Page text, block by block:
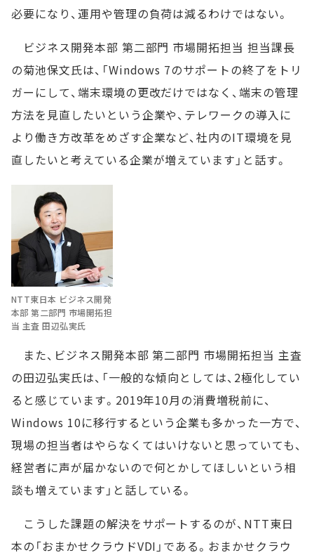
必要になり、運用や管理の負荷は減るわけではない。
ビジネス開発本部 第二部門 市場開拓担当 担当課長
の菊池保文氏は、「Windows 7のサポートの終了をトリ
ガーにして、端末環境の更改だけではなく、端末の管理
方法を見直したいという企業や、テレワークの導入に
より働き方改革をめざす企業など、社内のIT環境を見
直したいと考えている企業が増えています」と話す。
NTT東日本 ビジネス開発
本部 第二部門 市場開拓担
当 主査 田辺弘実氏
また、ビジネス開発本部 第二部門 市場開拓担当 主査
の田辺弘実氏は、「一般的な傾向としては、2極化してい
ると感じています。2019年10月の消費増税前に、
Windows 10に移行するという企業も多かった一方で、
現場の担当者はやらなくてはいけないと思っていても、
経営者に声が届かないので何とかしてほしいという相
談も増えています」と話している。
こうした課題の解決をサポートするのが、NTT東日
本の「おまかせクラウドVDI」である。おまかせクラウ